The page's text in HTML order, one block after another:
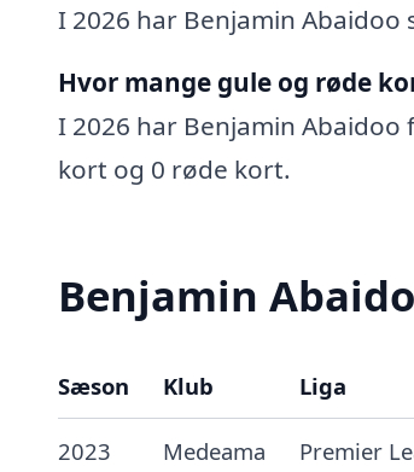
I 2026 har Benjamin Abaidoo
Hvor mange gule og røde
I 2026 har Benjamin
kort og 0 røde kort.
Benjamin
Sæson Klub Liga
2023 Medeama Premier